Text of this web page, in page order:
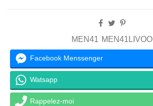
MEN41 MEN41LIVOO
Facebook Menssenger
Watsapp
Rappelez-moi